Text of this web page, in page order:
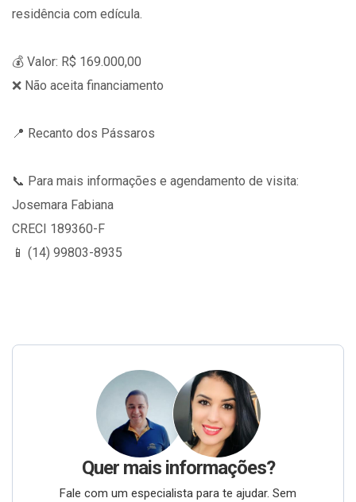
residência com edícula.
💰 Valor: R$ 169.000,00
❌ Não aceita financiamento
📍 Recanto dos Pássaros
📞 Para mais informações e agendamento de visita:
Josemara Fabiana
CRECI 189360-F
📱 (14) 99803-8935
Quer mais informações?
Fale com um especialista para te ajudar. Sem